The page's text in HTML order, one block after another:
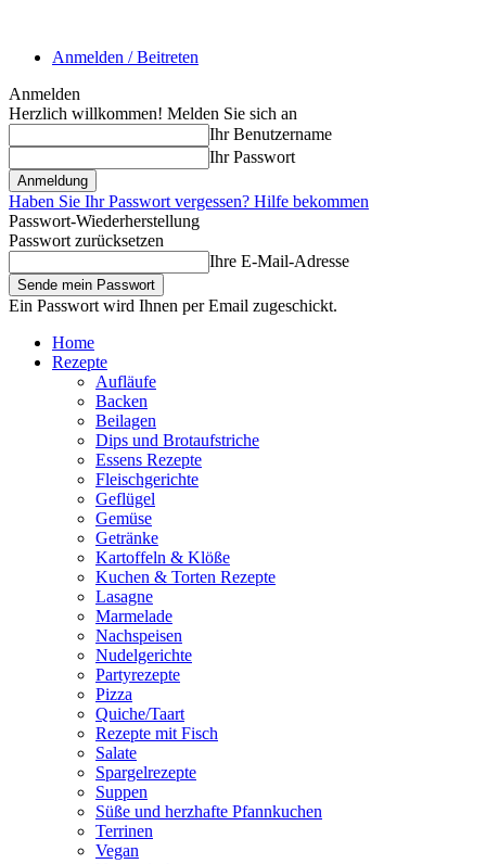
Anmelden / Beitreten
Anmelden
Herzlich willkommen! Melden Sie sich an
Ihr Benutzername
Ihr Passwort
Haben Sie Ihr Passwort vergessen? Hilfe bekommen
Passwort-Wiederherstellung
Passwort zurücksetzen
Ihre E-Mail-Adresse
Ein Passwort wird Ihnen per Email zugeschickt.
Home
Rezepte
Aufläufe
Backen
Beilagen
Dips und Brotaufstriche
Essens Rezepte
Fleischgerichte
Geflügel
Gemüse
Getränke
Kartoffeln & Klöße
Kuchen & Torten Rezepte
Lasagne
Marmelade
Nachspeisen
Nudelgerichte
Partyrezepte
Pizza
Quiche/Taart
Rezepte mit Fisch
Salate
Spargelrezepte
Suppen
Süße und herzhafte Pfannkuchen
Terrinen
Vegan